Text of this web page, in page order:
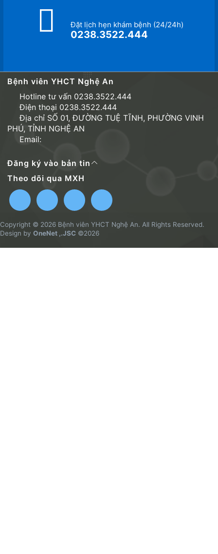
Đặt lịch hẹn khám bệnh (24/24h)
0238.3522.444
Bệnh viên YHCT Nghệ An
Hotline tư vấn 0238.3522.444
Điện thoại 0238.3522.444
Địa chỉ SỐ 01, ĐƯỜNG TUỆ TĨNH, PHƯỜNG VINH
PHÚ, TỈNH NGHỆ AN
Email:
Đăng ký vào bản tin
Theo dõi qua MXH
Copyright © 2026 Bệnh viên YHCT Nghệ An. All Rights Reserved.
Design by OneNet ,.JSC ©2026